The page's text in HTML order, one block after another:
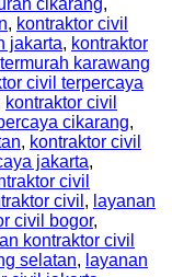
cikarang,
, kontraktor civil
jakarta, kontraktor
karawang
civil terpercaya
kontraktor civil
cikarang,
, kontraktor civil
jakarta,
civil
civil , layanan
civil bogor,
kontraktor civil
selatan, layanan